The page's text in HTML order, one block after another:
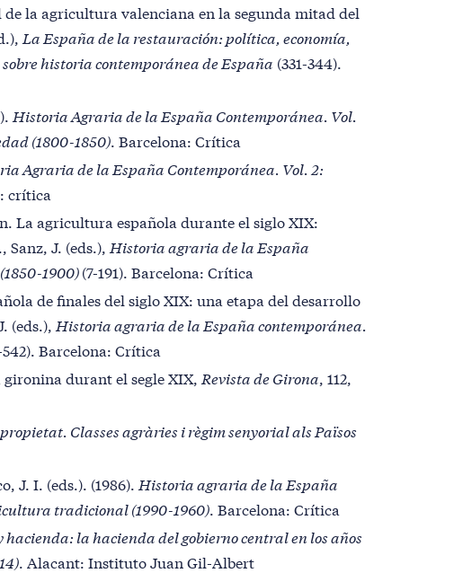
de la agricultura valenciana en la segunda mitad del
La España de la restauración: política, economía,
historia contemporánea de España (331-344).
Historia Agraria de la España Contemporánea . Vol.
(1800-1850) . Barcelona: Crítica
Agraria de la España Contemporánea . Vol. 2:
crítica
La agricultura española durante el siglo XIX:
J. (eds.), Historia agraria de la España
1900)(7-191). Barcelona: Crítica
de finales del siglo XIX: una etapa del desarrollo
(eds.), Historia agraria de la España contemporánea.
542). Barcelona: Crítica
durant el segle XIX, Revista de Girona , 112,
Classes agràries i règim senyorial als Països
J. I. (eds.). (1986). Historia agraria de la España
tradicional (1990-1960) . Barcelona: Crítica
hacienda: la hacienda del gobierno central en los años
. Alacant: Instituto Juan Gil-Albert